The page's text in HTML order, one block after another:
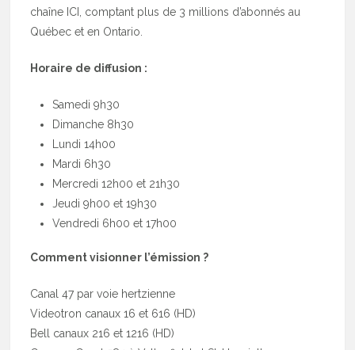
chaîne ICI, comptant plus de 3 millions d’abonnés au
Québec et en Ontario.
Horaire de diffusion :
Samedi 9h30
Dimanche 8h30
Lundi 14h00
Mardi 6h30
Mercredi 12h00 et 21h30
Jeudi 9h00 et 19h30
Vendredi 6h00 et 17h00
Comment visionner l’émission ?
Canal 47 par voie hertzienne
Videotron canaux 16 et 616 (HD)
Bell canaux 216 et 1216 (HD)